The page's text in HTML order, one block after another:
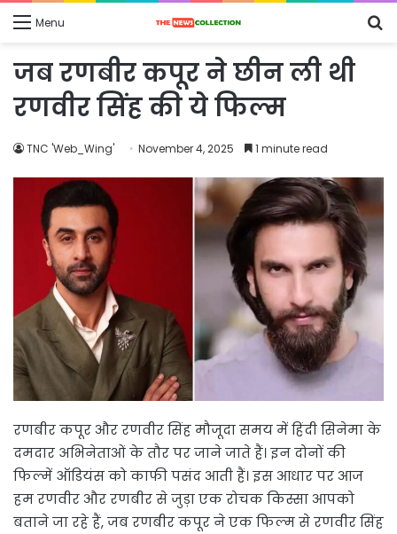
Menu
जब रणबीर कपूर ने छीन ली थी
रणवीर सिंह की ये फिल्म
TNC 'Web_Wing' November 4, 2025 1 minute read
रणबीर कपूर और रणवीर सिंह मौजूदा समय में हिंदी सिनेमा के
दमदार अभिनेताओं के तौर पर जाने जाते हैं। इन दोनों की
फिल्में ऑडियंस को काफी पसंद आती हैं। इस आधार पर आज
हम रणवीर और रणबीर से जुड़ा एक रोचक किस्सा आपको
बताने जा रहे हैं, जब रणबीर कपूर ने एक फिल्म से रणवीर सिंह